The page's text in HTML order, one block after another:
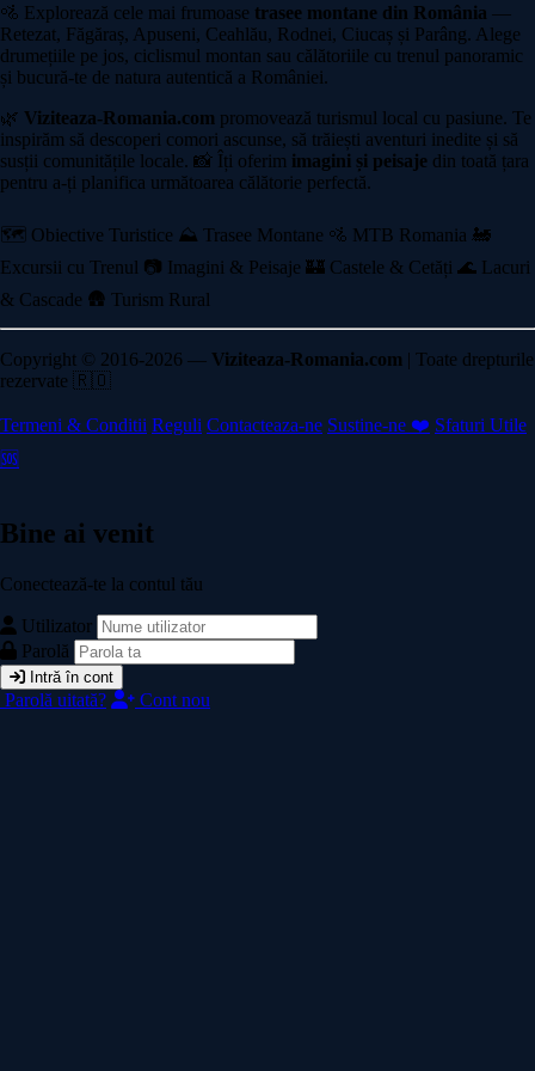
🚵 Explorează cele mai frumoase trasee montane din România —
Retezat, Făgăraș, Apuseni, Ceahlău, Rodnei, Ciucaș și Parâng. Alege
drumețiile pe jos, ciclismul montan sau călătoriile cu trenul panoramic
și bucură-te de natura autentică a României.
🌿 Viziteaza-Romania.com promovează turismul local cu pasiune. Te
inspirăm să descoperi comori ascunse, să trăiești aventuri inedite și să
susții comunitățile locale. 📸 Îți oferim imagini și peisaje din toată țara
pentru a-ți planifica următoarea călătorie perfectă.
🗺️ Obiective Turistice ⛰️ Trasee Montane 🚵 MTB Romania 🚂
Excursii cu Trenul 📷 Imagini & Peisaje 🏰 Castele & Cetăți 🌊 Lacuri
& Cascade 🛖 Turism Rural
Copyright © 2016-2026 — Viziteaza-Romania.com | Toate drepturile
rezervate 🇷🇴
Termeni & Conditii Reguli Contacteaza-ne Sustine-ne ❤️ Sfaturi Utile
🆘
Bine ai venit
Conectează-te la contul tău
Utilizator
Parolă
Intră în cont
Parolă uitată? Cont nou